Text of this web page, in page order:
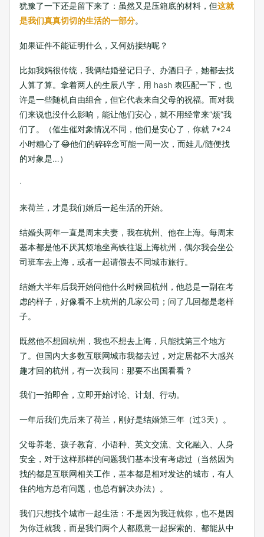
犹豫了一下还是留下来了：虽然又是压箱底的材料，但这就
是我们真真切切的生活的一部分。
如果证件不能证明什么，又何妨接纳呢？
比如我妈很传统，我俩结婚登记日子、办酒日子，她都去找
人算了算。拿着两人的生辰八字，用 hash 表匹配一下，也
许是一些随机自由组合，但它代表来自父母的祝福。而对我
们来说也没什么影响，能让他们安心，就不用经常来“烦”我
们了。（催生催对象情况不同，他们是安心了，你就 7*24
小时糟心了😂他们的碎碎念可能一周一次，而娃儿/随便找
的对象是…）
·
来荷兰，才是我们婚后一起生活的开始。
结婚头两年一直是周末夫妻，我在杭州、他在上海。每周末
基本都是他不厌其烦地坐高铁往返上海杭州，偶尔我会坐公
司班车去上海，或者一起请假去不同城市旅行。
结婚大半年后我开始问他什么时候回杭州，他总是一副在考
虑的样子，好像看不上杭州的几家公司；问了几回都是老样
子。
既然他不想回杭州，我也不想去上海，只能找第三个地方
了。但国内大多数互联网城市我都去过，对定居都不大感兴
趣才回的杭州，有一次我问：那要不出国看看？
我们一拍即合，立即开始讨论、计划、行动。
一年后我们先后来了荷兰，刚好是结婚第三年（过3天）。
父母养老、孩子教育、小语种、英文交流、文化融入、人身
安全，对于这样那样的问题我们基本没有考虑过（当然因为
找的都是互联网相关工作，基本都是相对发达的城市，有人
住的地方总有问题，也总有解决办法）。
我们只想找个城市一起生活：不是因为我迁就你，也不是因
为你迁就我，而是我们两个人都愿意一起探索的、都能从中